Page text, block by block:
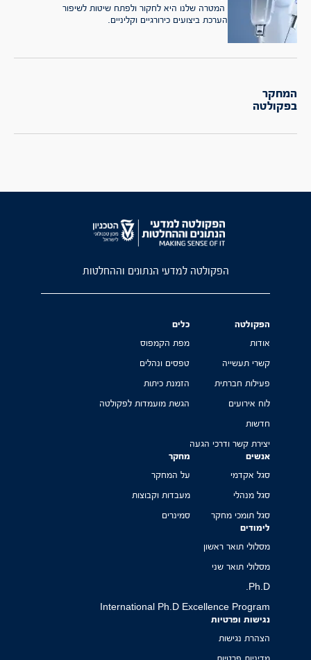
המטרה שלנו היא לחקור ולפתח שיטות לשיפור
הערכת ביצועים כירורגיים וקליניים.
המחקר
בפקולטה
הפקולטה למדעי הנתונים וההחלטות
הפקולטה
אודות
קשרי תעשייה
פעילות חברתית
לוח אירועים
חדשות
יצירת קשר ודרכי הגעה
כלים
מפת הקמפוס
טפסים ונהלים
הזמנת כיתות
הגשת מועמדות לפקולטה
אנשים
סגל אקדמי
סגל מנהלי
סגל תומכי מחקר
מחקר
על המחקר
מעבדות וקבוצות
סמינרים
לימודים
מסלולי תואר ראשון
מסלולי תואר שני
Ph.D.
International Ph.D Excellence Program
נגישות ופרטיות
הצהרת נגישות
מדיניות פרטיות